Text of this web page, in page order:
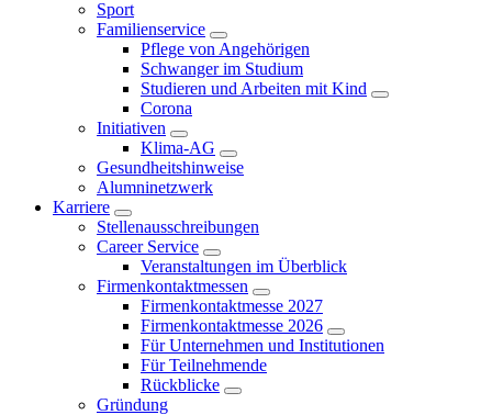
Sport
Familienservice
Pflege von Angehörigen
Schwanger im Studium
Studieren und Arbeiten mit Kind
Corona
Initiativen
Klima-AG
Gesundheitshinweise
Alumninetzwerk
Karriere
Stellenausschreibungen
Career Service
Veranstaltungen im Überblick
Firmenkontaktmessen
Firmenkontaktmesse 2027
Firmenkontaktmesse 2026
Für Unternehmen und Institutionen
Für Teilnehmende
Rückblicke
Gründung